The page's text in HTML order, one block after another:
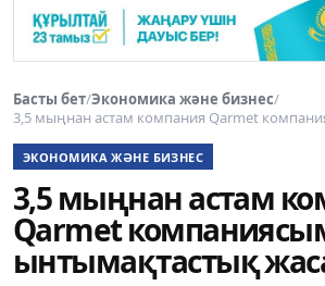
Басты бет/Экономика және бизнес/
3,5 мыңнан астам компания Qarmet
ЭКОНОМИКА ЖӘНЕ БИЗНЕС
3,5 мыңнан астам
Qarmet
ынтымақтастық